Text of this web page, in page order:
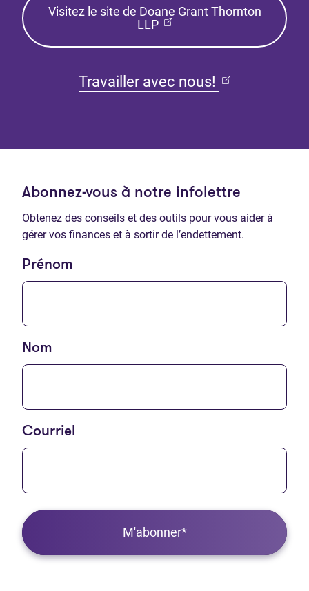
Visitez le site de Doane Grant Thornton
LLP
Travailler avec nous!
Abonnez-vous à notre infolettre
Obtenez des conseils et des outils pour vous aider à
gérer vos finances et à sortir de l’endettement.
Prénom
Nom
Courriel
M'abonner*